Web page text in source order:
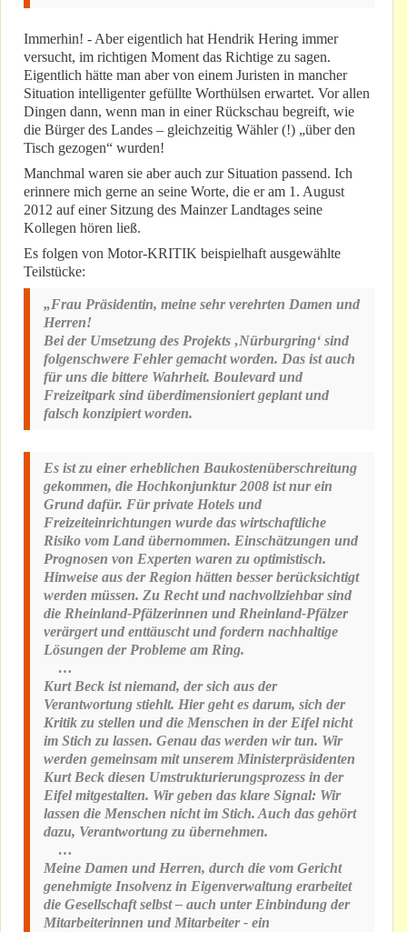
Immerhin! - Aber eigentlich hat Hendrik Hering immer
versucht, im richtigen Moment das Richtige zu sagen.
Eigentlich hätte man aber von einem Juristen in mancher
Situation intelligenter gefüllte Worthülsen erwartet. Vor allen
Dingen dann, wenn man in einer Rückschau begreift, wie
die Bürger des Landes – gleichzeitig Wähler (!) „über den
Tisch gezogen“ wurden!
Manchmal waren sie aber auch zur Situation passend. Ich
erinnere mich gerne an seine Worte, die er am 1. August
2012 auf einer Sitzung des Mainzer Landtages seine
Kollegen hören ließ.
Es folgen von Motor-KRITIK beispielhaft ausgewählte
Teilstücke:
„Frau Präsidentin, meine sehr verehrten Damen und
Herren!
Bei der Umsetzung des Projekts ‚Nürburgring‘ sind
folgenschwere Fehler gemacht worden. Das ist auch
für uns die bittere Wahrheit. Boulevard und
Freizeitpark sind überdimensioniert geplant und
falsch konzipiert worden.
Es ist zu einer erheblichen Baukostenüberschreitung
gekommen, die Hochkonjunktur 2008 ist nur ein
Grund dafür. Für private Hotels und
Freizeiteinrichtungen wurde das wirtschaftliche
Risiko vom Land übernommen. Einschätzungen und
Prognosen von Experten waren zu optimistisch.
Hinweise aus der Region hätten besser berücksichtigt
werden müssen. Zu Recht und nachvollziehbar sind
die Rheinland-Pfälzerinnen und Rheinland-Pfälzer
verärgert und enttäuscht und fordern nachhaltige
Lösungen der Probleme am Ring.
…
Kurt Beck ist niemand, der sich aus der
Verantwortung stiehlt. Hier geht es darum, sich der
Kritik zu stellen und die Menschen in der Eifel nicht
im Stich zu lassen. Genau das werden wir tun. Wir
werden gemeinsam mit unserem Ministerpräsidenten
Kurt Beck diesen Umstrukturierungsprozess in der
Eifel mitgestalten. Wir geben das klare Signal: Wir
lassen die Menschen nicht im Stich. Auch das gehört
dazu, Verantwortung zu übernehmen.
…
Meine Damen und Herren, durch die vom Gericht
genehmigte Insolvenz in Eigenverwaltung erarbeitet
die Gesellschaft selbst – auch unter Einbindung der
Mitarbeiterinnen und Mitarbeiter - ein